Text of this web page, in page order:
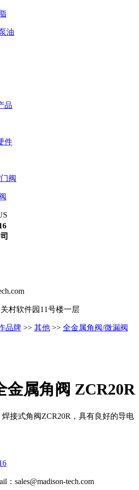
油
品
件
阀
村软件园11号楼一层
品牌 >> 其他 >> 全金属角阀/微漏阀
金属角阀 ZCR20R
接式角阀ZCR20R，具有良好的导电
：sales@madison-tech.com